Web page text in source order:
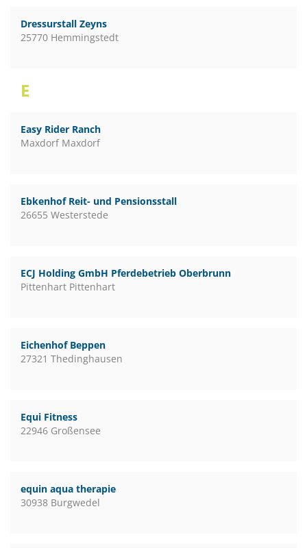
Dressurstall Zeyns
25770 Hemmingstedt
E
Easy Rider Ranch
Maxdorf Maxdorf
Ebkenhof Reit- und Pensionsstall
26655 Westerstede
ECJ Holding GmbH Pferdebetrieb Oberbrunn
Pittenhart Pittenhart
Eichenhof Beppen
27321 Thedinghausen
Equi Fitness
22946 Großensee
equin aqua therapie
30938 Burgwedel